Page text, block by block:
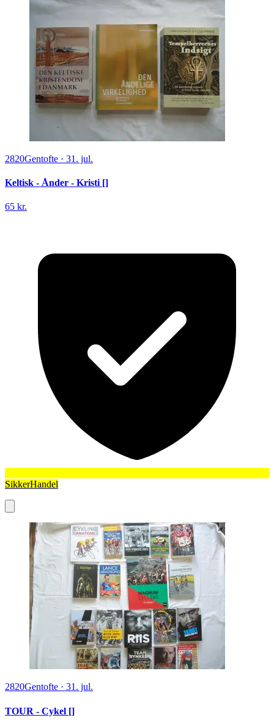
2820Gentofte · 31. jul.
Keltisk - Ånder - Kristi []
65 kr.
SikkerHandel
2820Gentofte · 31. jul.
TOUR - Cykel []